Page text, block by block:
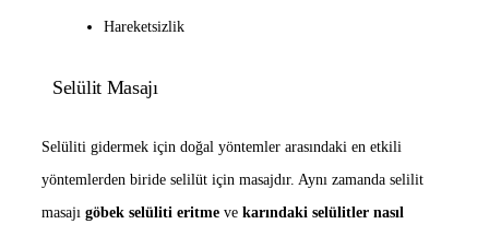
Hareketsizlik
Selülit Masajı
Selüliti gidermek için doğal yöntemler arasındaki en etkili
yöntemlerden biride selilüt için masajdır. Aynı zamanda selilit
masajı göbek selüliti eritme ve karındaki selülitler nasıl